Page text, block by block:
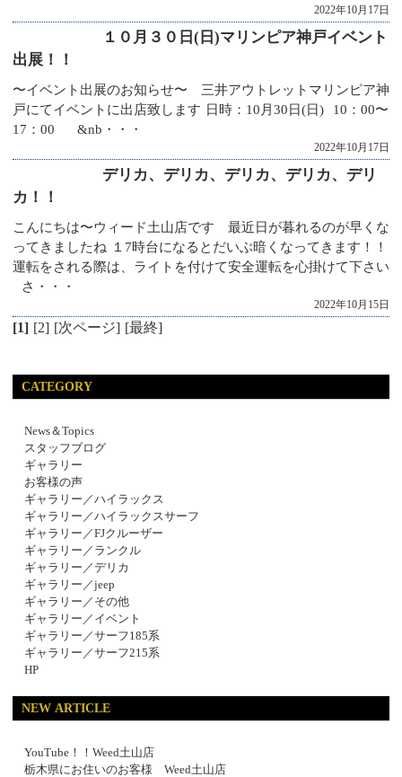
2022年10月17日
１０月３０日(日)マリンピア神戸イベント
出展！！
〜イベント出展のお知らせ〜 三井アウトレットマリンピア神
戸にてイベントに出店致します 日時：10月30日(日) 10：00〜
17：00 &nb・・・
2022年10月17日
デリカ、デリカ、デリカ、デリカ、デリ
カ！！
こんにちは〜ウィード土山店です 最近日が暮れるのが早くな
ってきましたね １7時台になるとだいぶ暗くなってきます！！
運転をされる際は、ライトを付けて安全運転を心掛けて下さい
さ・・・
2022年10月15日
[1] [2] [次ページ] [最終]
CATEGORY
News＆Topics
スタッフブログ
ギャラリー
お客様の声
ギャラリー／ハイラックス
ギャラリー／ハイラックスサーフ
ギャラリー／FJクルーザー
ギャラリー／ランクル
ギャラリー／デリカ
ギャラリー／jeep
ギャラリー／その他
ギャラリー／イベント
ギャラリー／サーフ185系
ギャラリー／サーフ215系
HP
NEW ARTICLE
YouTube！！Weed土山店
栃木県にお住いのお客様 Weed土山店